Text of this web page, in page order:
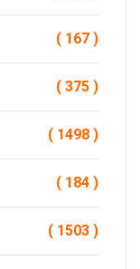
( 167 )
( 375 )
( 1498 )
( 184 )
( 1503 )